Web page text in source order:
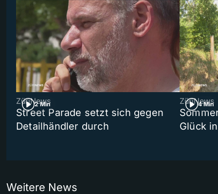
2 Min
ZüriNews
Street Parade setzt sich gegen
Detailhändler durch
4 Min
ZüriNews
Glück
Weitere News